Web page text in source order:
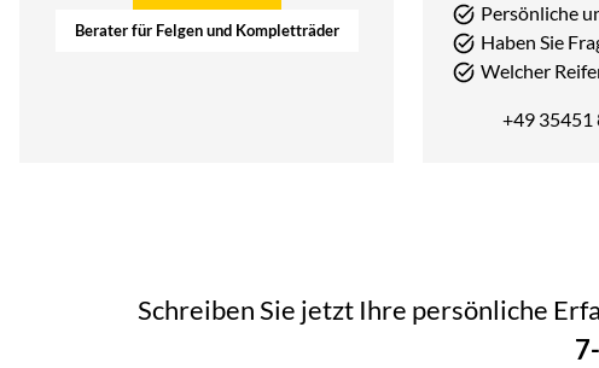
Berater für Felgen und Kompletträder
Persönliche
Haben Sie
Welcher
+49 35451
Schreiben Sie jetzt Ihre persönliche